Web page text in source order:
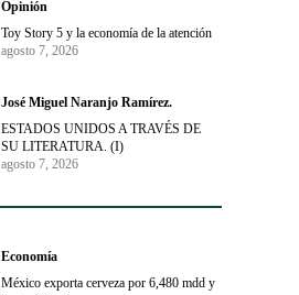
Opinión
Toy Story 5 y la economía de la atención
agosto 7, 2026
José Miguel Naranjo Ramírez.
ESTADOS UNIDOS A TRAVÉS DE
SU LITERATURA. (I)
agosto 7, 2026
Economía
México exporta cerveza por 6,480 mdd y